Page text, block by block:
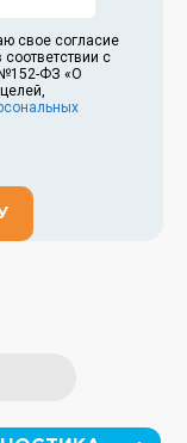
свое согласие
с
ФЗ «О